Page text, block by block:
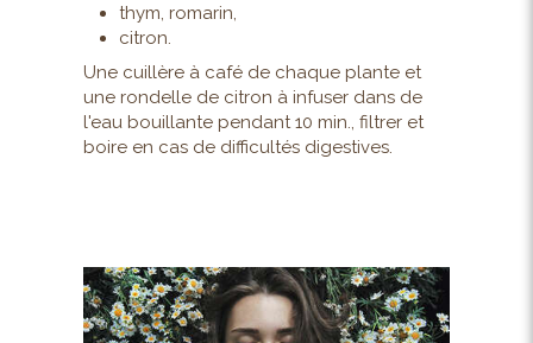
thym, romarin,
citron.
Une cuillère à café de chaque plante et
une rondelle de citron à infuser dans de
l'eau bouillante pendant 10 min., filtrer et
boire en cas de difficultés digestives.